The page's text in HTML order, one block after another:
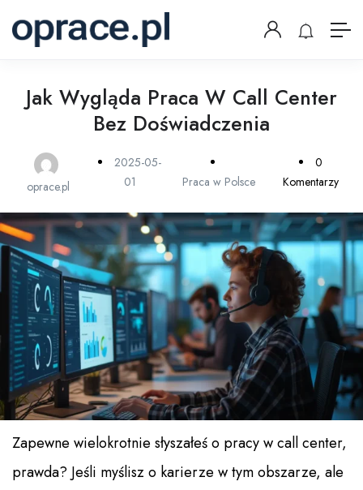
Jak Wygląda Praca W Call Center
Bez Doświadczenia
oprace.pl
2025-05-
01
Praca w Polsce
0
Komentarzy
Zapewne wielokrotnie słyszałeś o pracy w call center,
prawda? Jeśli myślisz o karierze w tym obszarze, ale